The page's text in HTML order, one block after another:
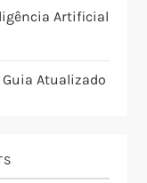
Artificial
Atualizado